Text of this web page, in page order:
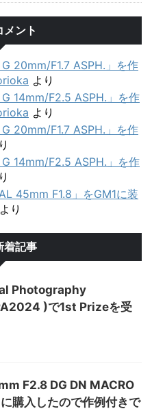
メント
20mm/F1.7 ASPH.」を作
より
14mm/F2.5 ASPH.」を作
より
20mm/F1.7 ASPH.」を作
14mm/F2.5 ASPH.」を作
45mm F1.8」をGM1に装
より
着記事
Photography
)で1st Prizeを受
F2.8 DG DN MACRO
購入したので作例付きで